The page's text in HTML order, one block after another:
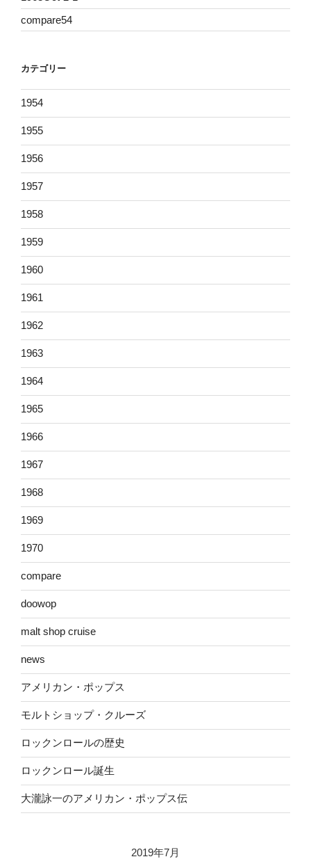
compare54
カテゴリー
1954
1955
1956
1957
1958
1959
1960
1961
1962
1963
1964
1965
1966
1967
1968
1969
1970
compare
doowop
malt shop cruise
news
アメリカン・ポップス
モルトショップ・クルーズ
ロックンロールの歴史
ロックンロール誕生
大瀧詠一のアメリカン・ポップス伝
2019年7月